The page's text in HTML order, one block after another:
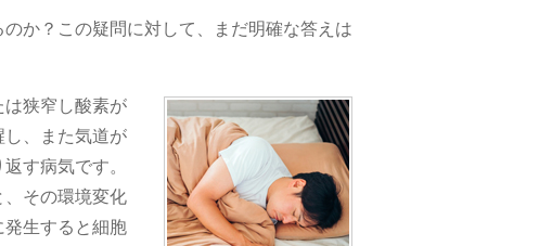
か？この疑問に対して、まだ明確な答えは
は狭窄し酸素が
、また気道が
す病気です。
その環境変化
生すると細胞